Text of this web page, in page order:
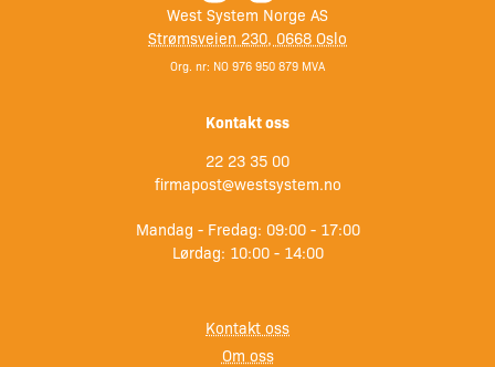
– Overgangsliste fra Lenco til Lectrotab
West System Norge AS
Strømsveien 230, 0668 Oslo
Org. nr: NO 976 950 879 MVA
Kontakt oss
22 23 35 00
firmapost@westsystem.no
Mandag - Fredag: 09:00 - 17:00
Lørdag: 10:00 - 14:00
Kontakt oss
Om oss